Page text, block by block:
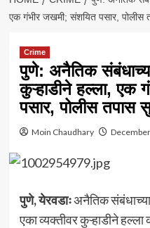
एक गंभीर जखमी; संशयित पसार, पोलीस
Crime
पुणे: अनैतिक
कुऱ्हाडीने हल्ला, एक
पसार, पोलीस तपास
Moin Chaudhary
पुणे, येरवडाःअनैतिक
एका व्यक्तीवर कुऱ्हाडीने